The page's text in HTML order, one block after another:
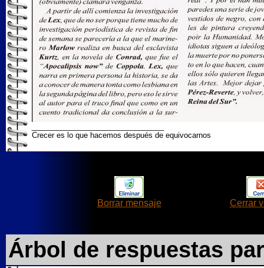
Crecer es lo que hacemos después de equivocarnos
Borrar mensaje Cerrar
Árbol de respuestas